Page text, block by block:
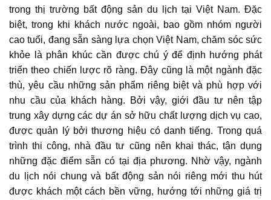
trong thị trường bất động sản du lịch tại Việt Nam. Đặc
biệt, trong khi khách nước ngoài, bao gồm nhóm người
cao tuổi, đang sẵn sàng lựa chọn Việt Nam, chăm sóc sức
khỏe là phân khúc cần được chú ý để định hướng phát
triển theo chiến lược rõ ràng. Đây cũng là một ngành đặc
thù, yêu cầu những sản phẩm riêng biệt và phù hợp với
nhu cầu của khách hàng. Bởi vậy, giới đầu tư nên tập
trung xây dựng các dự án sở hữu chất lượng dịch vụ cao,
được quản lý bởi thương hiệu có danh tiếng. Trong quá
trình thi công, nhà đầu tư cũng nên khai thác, tận dụng
những đặc điểm sẵn có tại địa phương. Nhờ vậy, ngành
du lịch nói chung và bất động sản nói riêng mới thu hút
được khách một cách bền vững, hướng tới những giá trị